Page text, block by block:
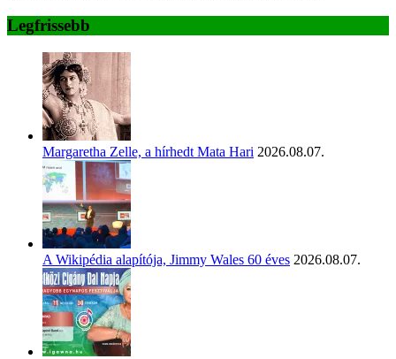
Legfrissebb
Margaretha Zelle, a hírhedt Mata Hari 2026.08.07.
A Wikipédia alapítója, Jimmy Wales 60 éves 2026.08.07.